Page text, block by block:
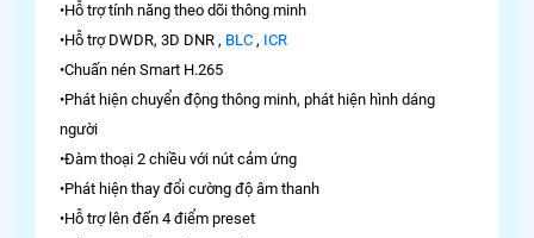
•Hỗ trợ tính năng theo dõi thông minh
•Hỗ trợ DWDR, 3D DNR , BLC , ICR
•Chuấn nén Smart H.265
•Phát hiện chuyển động thông minh, phát hiện hình dáng
người
•Đàm thoại 2 chiều với nút cảm ứng
•Phát hiện thay đổi cường độ âm thanh
•Hỗ trợ lên đến 4 điểm preset